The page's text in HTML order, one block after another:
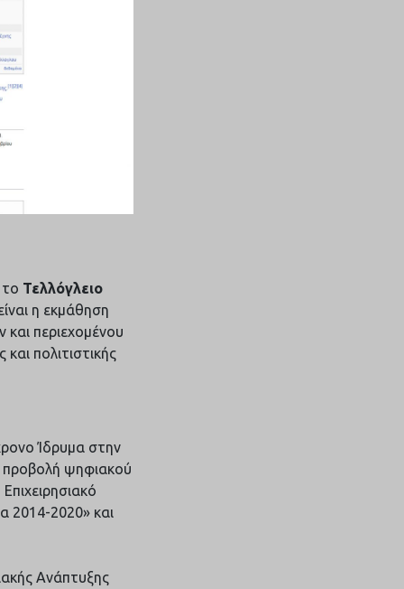
το Τελλόγλειο
η εκμάθηση
περιεχομένου
πολιτιστικής
Ίδρυμα στην
προβολή ψηφιακού
2014-2020» και
Ανάπτυξης